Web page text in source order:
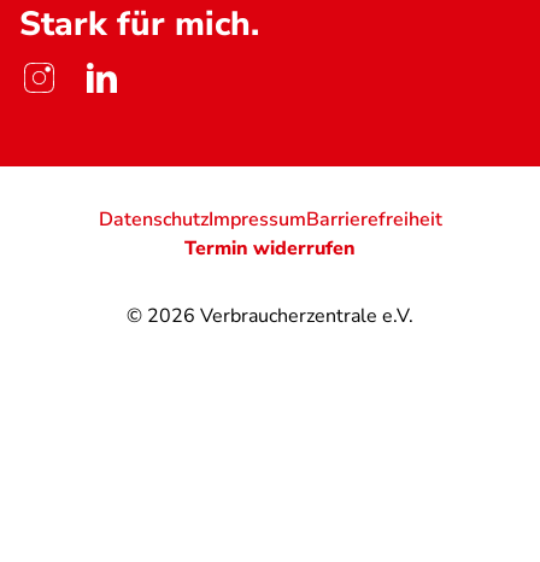
Stark für mich.
© 2026 Verbraucherzentrale e.V.
DatenschutzImpressumBarrierefreiheit
Termin widerrufen